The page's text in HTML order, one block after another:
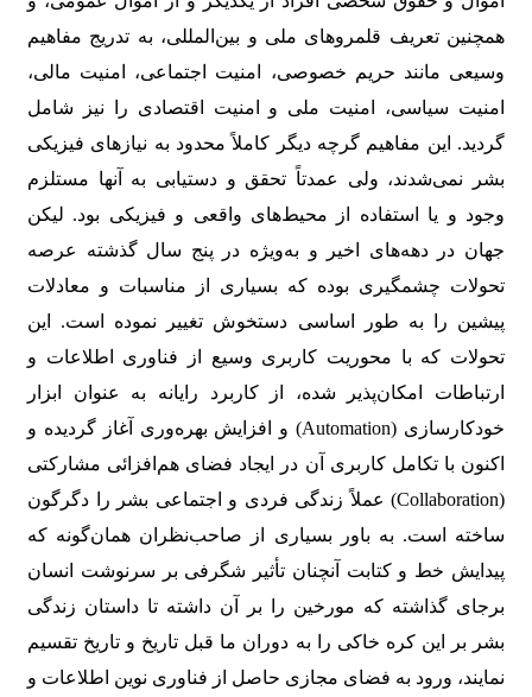
همچنین تعریف قلمروهای ملی و بین‌المللی، به ‌تدریج مفاهیم
وسیعی مانند حریم خصوصی، امنیت اجتماعی، امنیت مالی،
امنیت سیاسی، امنیت ملی و امنیت اقتصادی را نیز شامل
گردید. این مفاهیم گرچه دیگر کاملاً محدود به نیازهای فیزیکی
بشر نمی‌شدند، ولی عمدتاً تحقق و دستیابی به آنها مستلزم
وجود و یا استفاده از محیط‌های واقعی و فیزیکی بود. لیکن
جهان در دهه‌های اخیر و به‌ویژه در پنج سال گذشته عرصه
تحولات چشمگیری بوده که بسیاری از مناسبات و معادلات
پیشین را به طور اساسی دستخوش تغییر نموده است. این
تحولات که با محوریت کاربری وسیع از فناوری اطلاعات و
ارتباطات امکان‌پذیر شده، از کاربرد رایانه به عنوان ابزار
خودکارسازی (Automation) و افزایش بهره‌وری آغاز گردیده و
اکنون با تکامل کاربری آن در ایجاد فضای هم‌افزائی مشارکتی
(Collaboration) عملاً زندگی فردی و اجتماعی بشر را دگرگون
ساخته است. به باور بسیاری از صاحب‌نظران همان‌گونه که
پیدایش خط و کتابت آنچنان تأثیر شگرفی بر سرنوشت انسان
برجای گذاشته که مورخین را بر آن داشته تا داستان زندگی
بشر بر این کره خاکی را به دوران ما قبل تاریخ و تاریخ تقسیم
نمایند، ورود به فضای مجازی حاصل از فناوری نوین اطلاعات و